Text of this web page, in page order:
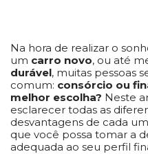
Na hora de realizar o
um carro novo, ou até
durável, muitas pessoas
comum: consórcio ou
melhor escolha? Neste
esclarecer todas as
desvantagens de cada
que você possa tomar a
adequada ao seu perfil